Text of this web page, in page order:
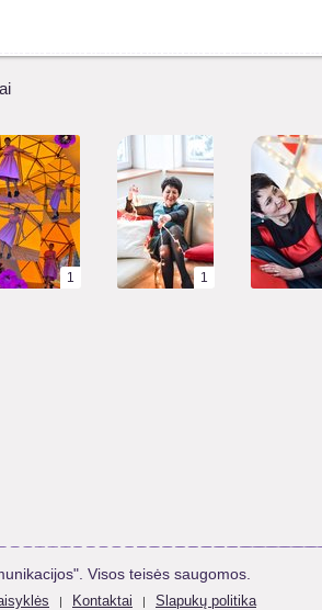
1 1
Visos teisės saugomos.
| Kontaktai | Slapukų politika